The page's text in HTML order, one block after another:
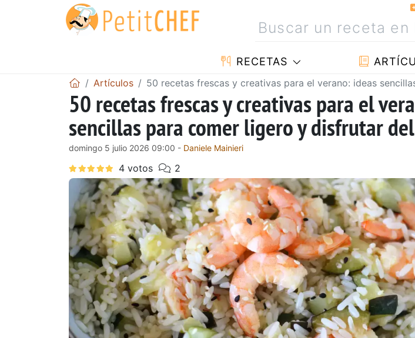
RECETAS
Artículos 50 recetas frescas y creativas para el verano: ideas
50 recetas frescas y creativas para el
sencillas para comer ligero y disfrutar
domingo 5 julio 2026 09:00 - Daniele Mainieri